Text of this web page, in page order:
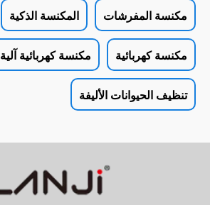
مكنسة المفرشات المكنسة الذكية
مكنسة كهربائية مكنسة كهربائية آلية
تنظيف الحيوانات الأليفة